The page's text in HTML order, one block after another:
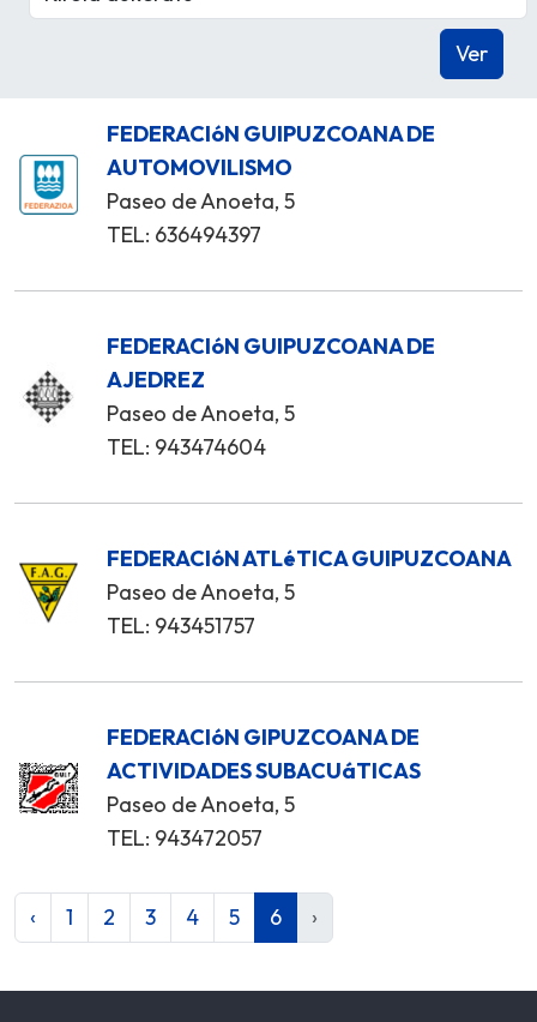
FEDERACIóN GUIPUZCOANA DE
AUTOMOVILISMO
Paseo de Anoeta, 5
TEL: 636494397
FEDERACIóN GUIPUZCOANA DE
AJEDREZ
Paseo de Anoeta, 5
TEL: 943474604
FEDERACIóN ATLéTICA GUIPUZCOANA
Paseo de Anoeta, 5
TEL: 943451757
FEDERACIóN GIPUZCOANA DE
ACTIVIDADES SUBACUáTICAS
Paseo de Anoeta, 5
TEL: 943472057
‹ 1 2 3 4 5 6 ›